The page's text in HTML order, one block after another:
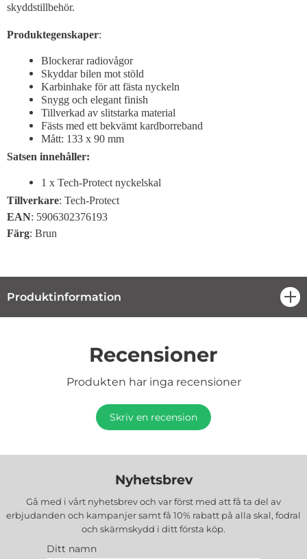
skyddstillbehör.
Produktegenskaper:
Blockerar radiovågor
Skyddar bilen mot stöld
Karbinhake för att fästa nyckeln
Snygg och elegant finish
Tillverkad av slitstarka material
Fästs med ett bekvämt kardborreband
Mått: 133 x 90 mm
Satsen innehåller:
1 x Tech-Protect nyckelskal
Tillverkare: Tech-Protect
EAN: 5906302376193
Färg: Brun
Produktinformation
Recensioner
Produkten har inga recensioner
Skriv en recension
Nyhetsbrev
Gå med i vårt nyhetsbrev och var först med att få ta del av
erbjudanden och kampanjer samt få 10% rabatt på alla skal, fodral
och skärmskydd i ditt första köp.
Ditt namn